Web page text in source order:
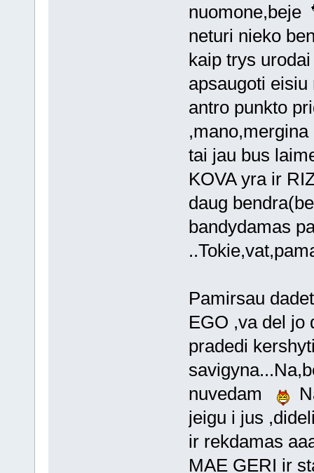
nuomone,beje
neturi nieko
kaip trys
apsaugoti
antro punkto
tai jau bus
KOVA yra ir
daug
bandydamas
Pamirsau
EGO ,va del jo
pradedi
nuvedam
jeigu i jus
ir rekdamas
MAE GERI ir